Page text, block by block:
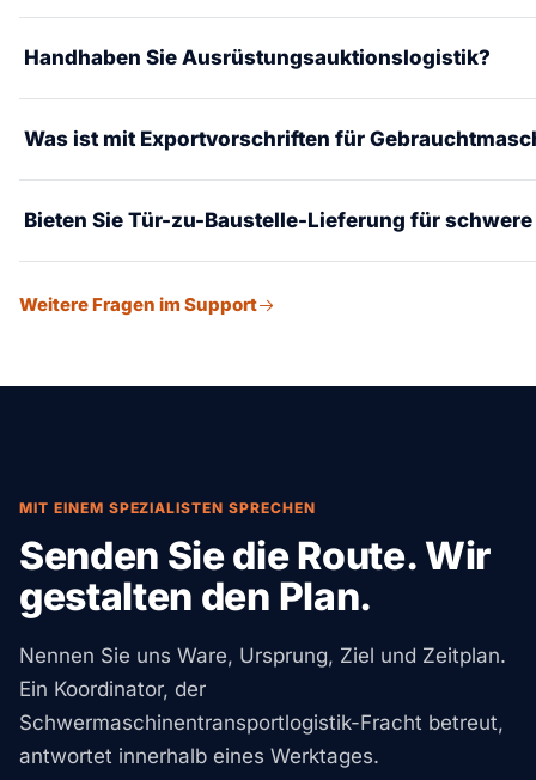
und Routenplanung.
Übergrößengenehmigungen und Spezialausrüstung
Anhänger). Wir planen jeden Transport individuell.
Handhaben Sie Ausrüstungsauktionslogistik?
mit Ritchie Bros, IronPlanet und anderen
Auktion.
Was ist mit Exportvorschriften für
Exportgenehmigungen erfordern. Wir verwalten die
Konformität für den internationalen
Bieten Sie Tür-zu-Baustelle-Lieferung für
Übergrößengenehmigungen, Begleitfahrzeuge,
Weitere Fragen im Support
MIT EINEM SPEZIALISTEN SPRECHEN
Senden Sie die Route. Wir
gestalten den Plan.
Nennen Sie uns Ware, Ursprung, Ziel und Zeitplan.
Ein Koordinator, der
Schwermaschinentransportlogistik-Fracht betreut,
antwortet innerhalb eines Werktages.